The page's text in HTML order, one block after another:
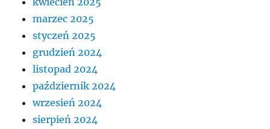
marzec 2025
styczeń 2025
grudzień 2024
listopad 2024
październik 2024
wrzesień 2024
sierpień 2024